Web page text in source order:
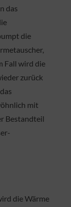
das
die
Fall wird die
zurück
mit
Bestandteil
die Wärme